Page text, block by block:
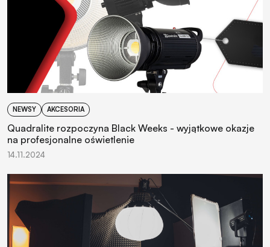
NEWSY AKCESORIA
Quadralite rozpoczyna Black Weeks - wyjątkowe okazje
na profesjonalne oświetlenie
14.11.2024